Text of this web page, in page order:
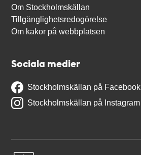
Om Stockholmskällan
Tillgänglighetsredogörelse
Om kakor på webbplatsen
Sociala medier
Stockholmskällan på Facebook
Stockholmskällan på Instagram